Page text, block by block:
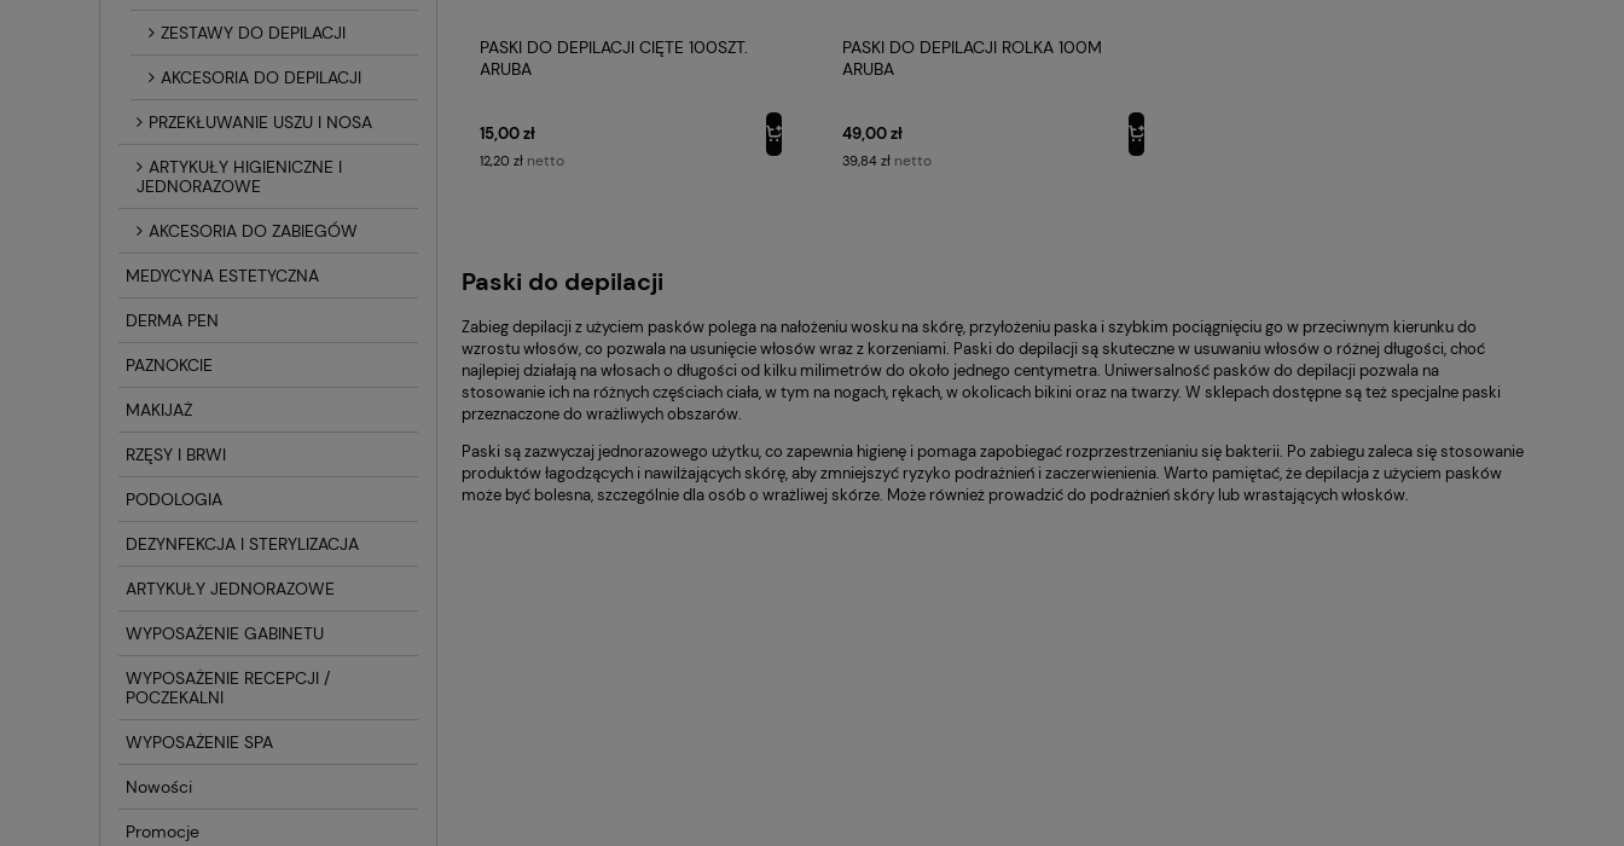
ZESTAWY DO DEPILACJI
AKCESORIA DO DEPILACJI
PRZEKŁUWANIE USZU I NOSA
ARTYKUŁY HIGIENICZNE I
JEDNORAZOWE
AKCESORIA DO ZABIEGÓW
MEDYCYNA ESTETYCZNA
DERMA PEN
PAZNOKCIE
MAKIJAŻ
RZĘSY I BRWI
PODOLOGIA
DEZYNFEKCJA I STERYLIZACJA
ARTYKUŁY JEDNORAZOWE
WYPOSAŻENIE GABINETU
WYPOSAŻENIE RECEPCJI /
POCZEKALNI
WYPOSAŻENIE SPA
Nowości
Promocje
PASKI DO DEPILACJI CIĘTE 100SZT.
ARUBA
15,00 zł
12,20 zł netto
PASKI DO DEPILACJI ROLKA 100M
ARUBA
49,00 zł
39,84 zł netto
Paski do depilacji
Zabieg depilacji z użyciem pasków polega na nałożeniu wosku na skórę, przyłożeniu paska i szybkim pociągnięciu go w przeciwnym kierunku do
wzrostu włosów, co pozwala na usunięcie włosów wraz z korzeniami. Paski do depilacji są skuteczne w usuwaniu włosów o różnej długości, choć
najlepiej działają na włosach o długości od kilku milimetrów do około jednego centymetra. Uniwersalność pasków do depilacji pozwala na
stosowanie ich na różnych częściach ciała, w tym na nogach, rękach, w okolicach bikini oraz na twarzy. W sklepach dostępne są też specjalne paski
przeznaczone do wrażliwych obszarów.
Paski są zazwyczaj jednorazowego użytku, co zapewnia higienę i pomaga zapobiegać rozprzestrzenianiu się bakterii. Po zabiegu zaleca się stosowanie
produktów łagodzących i nawilżających skórę, aby zmniejszyć ryzyko podrażnień i zaczerwienienia. Warto pamiętać, że depilacja z użyciem pasków
może być bolesna, szczególnie dla osób o wrażliwej skórze. Może również prowadzić do podrażnień skóry lub wrastających włosków.